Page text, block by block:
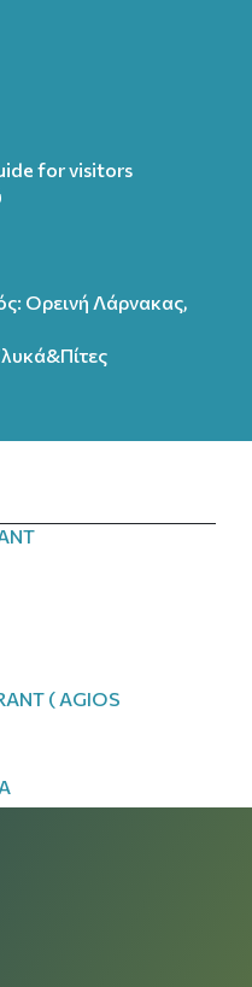
for visitors
Ορεινή Λάρνακας,
( AGIOS